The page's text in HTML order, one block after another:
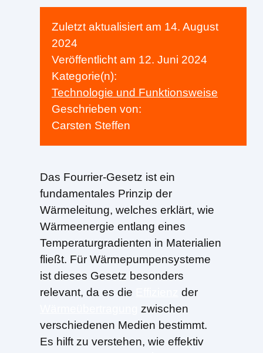
Zuletzt aktualisiert am 14. August
2024
Veröffentlicht am 12. Juni 2024
Kategorie(n):
Technologie und Funktionsweise
Geschrieben von:
Carsten Steffen
Das Fourrier-Gesetz ist ein
fundamentales Prinzip der
Wärmeleitung, welches erklärt, wie
Wärmeenergie entlang eines
Temperaturgradienten in Materialien
fließt. Für Wärmepumpensysteme
ist dieses Gesetz besonders
relevant, da es die
der
zwischen
verschiedenen Medien bestimmt.
Es hilft zu verstehen, wie effektiv